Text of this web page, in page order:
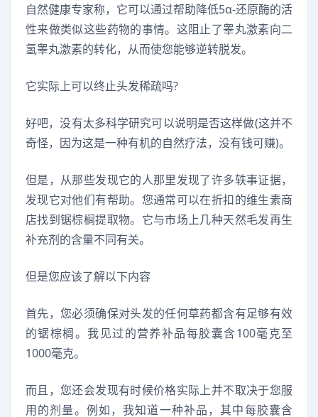
自然健康专家称，它可以通过帮助降低5α-还原酶的活
性来做类似这些药物的事情。这阻止了睾丸激素向二
氢睾丸激素的转化，从而使您能够逆转脱发。
它实际上可以终止头发稀疏吗?
好吧，没有太多科学研究可以说明是否这样做(这并不
奇怪，因为这是一种有机的自然疗法，没有钱可赚)。
但是，从那些发现它的人那里发现了许多轶事证据，
发现它对他们有帮助。您通常可以在折扣的维生素商
店找到锯棕榈提取物。它与市场上几种天然毛发再生
补充剂的含量不同有关。
但是您应该了解以下内容
首先，您必须确保对头发的任何草药都含有足够有效
的锯棕榈。我见过的营养补品每胶囊含100毫克至
1000毫克。
而且，您还会发现有时候价格实际上并不取决于您服
用的剂量。例如，我知道一种补品，其中每胶囊含